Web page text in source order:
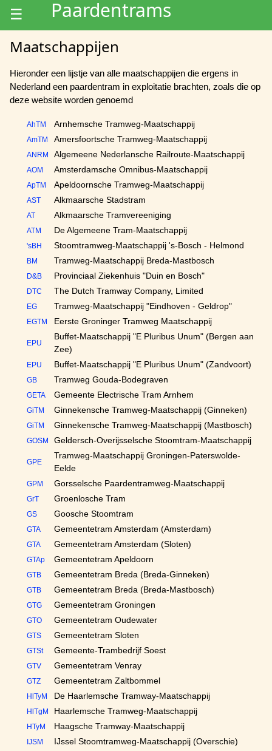
☰ Paardentrams
Maatschappijen
Hieronder een lijstje van alle maatschappijen die ergens in
Nederland een paardentram in exploitatie brachten, zoals die op
deze website worden genoemd
AhTM Arnhemsche Tramweg-Maatschappij
AmTM Amersfoortsche Tramweg-Maatschappij
ANRM Algemeene Nederlansche Railroute-Maatschappij
AOM Amsterdamsche Omnibus-Maatschappij
ApTM Apeldoornsche Tramweg-Maatschappij
AST Alkmaarsche Stadstram
AT Alkmaarsche Tramvereeniging
ATM De Algemeene Tram-Maatschappij
'sBH Stoomtramweg-Maatschappij 's-Bosch - Helmond
BM Tramweg-Maatschappij Breda-Mastbosch
D&B Provinciaal Ziekenhuis "Duin en Bosch"
DTC The Dutch Tramway Company, Limited
EG Tramweg-Maatschappij "Eindhoven - Geldrop"
EGTM Eerste Groninger Tramweg Maatschappij
EPU
Buffet-Maatschappij "E Pluribus Unum" (Bergen aan
Zee)
EPU Buffet-Maatschappij "E Pluribus Unum" (Zandvoort)
GB Tramweg Gouda-Bodegraven
GETA Gemeente Electrische Tram Arnhem
GiTM Ginnekensche Tramweg-Maatschappij (Ginneken)
GiTM Ginnekensche Tramweg-Maatschappij (Mastbosch)
GOSM Geldersch-Overijsselsche Stoomtram-Maatschappij
GPE
Tramweg-Maatschappij Groningen-Paterswolde-
Eelde
GPM Gorsselsche Paardentramweg-Maatschappij
GrT Groenlosche Tram
GS Goosche Stoomtram
GTA Gemeentetram Amsterdam (Amsterdam)
GTA Gemeentetram Amsterdam (Sloten)
GTAp Gemeentetram Apeldoorn
GTB Gemeentetram Breda (Breda-Ginneken)
GTB Gemeentetram Breda (Breda-Mastbosch)
GTG Gemeentetram Groningen
GTO Gemeentetram Oudewater
GTS Gemeentetram Sloten
GTSt Gemeente-Trambedrijf Soest
GTV Gemeentetram Venray
GTZ Gemeentetram Zaltbommel
HlTyM De Haarlemsche Tramway-Maatschappij
HlTgM Haarlemsche Tramweg-Maatschappij
HTyM Haagsche Tramway-Maatschappij
IJSM IJssel Stoomtramweg-Maatschappij (Overschie)